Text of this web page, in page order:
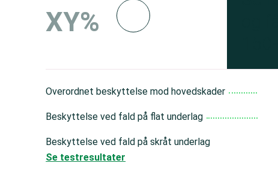
XY%
Overordnet beskyttelse mod hovedskader
Beskyttelse ved fald på flat underlag
Beskyttelse ved fald på skråt underlag
Se testresultater